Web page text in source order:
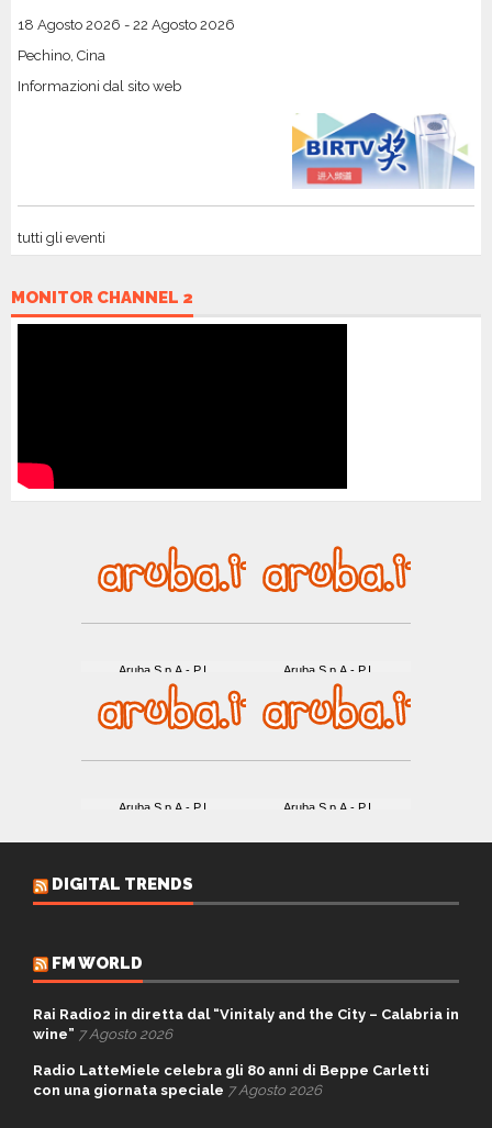
18 Agosto 2026 - 22 Agosto 2026
Pechino, Cina
Informazioni dal sito web
tutti gli eventi
MONITOR CHANNEL 2
DIGITAL TRENDS
FM WORLD
Rai Radio2 in diretta dal “Vinitaly and the City – Calabria in
wine” 7 Agosto 2026
Radio LatteMiele celebra gli 80 anni di Beppe Carletti
con una giornata speciale 7 Agosto 2026